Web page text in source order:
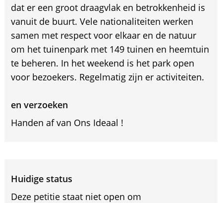
dat er een groot draagvlak en betrokkenheid is
vanuit de buurt. Vele nationaliteiten werken
samen met respect voor elkaar en de natuur
om het tuinenpark met 149 tuinen en heemtuin
te beheren. In het weekend is het park open
voor bezoekers. Regelmatig zijn er activiteiten.
en verzoeken
Handen af van Ons Ideaal !
Huidige status
Deze petitie staat niet open om